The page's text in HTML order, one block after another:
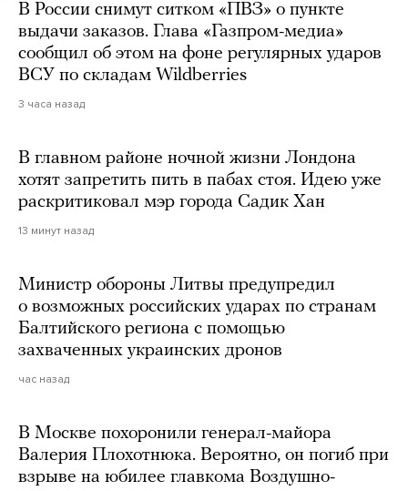
В России снимут ситком «ПВЗ» о пункте
выдачи заказов. Глава «Газпром-медиа»
сообщил об этом на фоне регулярных ударов
ВСУ по складам Wildberries
3 часа назад
В главном районе ночной жизни Лондона
хотят запретить пить в пабах стоя. Идею уже
раскритиковал мэр города Садик Хан
13 минут назад
Министр обороны Литвы предупредил
о возможных российских ударах по странам
Балтийского региона с помощью
захваченных украинских дронов
час назад
В Москве похоронили генерал-майора
Валерия Плохотнюка. Вероятно, он погиб при
взрыве на юбилее главкома Воздушно-